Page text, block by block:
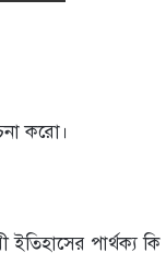
করো।
পার্থক্য